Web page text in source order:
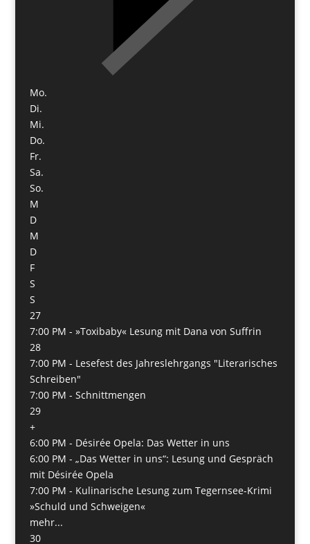
Mo.
Di.
Mi.
Do.
Fr.
Sa.
So.
M
D
M
D
F
S
S
27
7:00 PM - »Toxibaby« Lesung mit Dana von Suffrin
28
7:00 PM - Lesefest des Jahreslehrgangs "Literarisches
Schreiben"
7:00 PM - Schnittmengen
29
+
6:00 PM - Désirée Opela: Das Wetter in uns
6:00 PM - „Das Wetter in uns“: Lesung und Gespräch
mit Désirée Opela
7:00 PM - Kulinarische Lesung zum Tegernsee-Krimi
»Schuld und Schweigen«
mehr...
30